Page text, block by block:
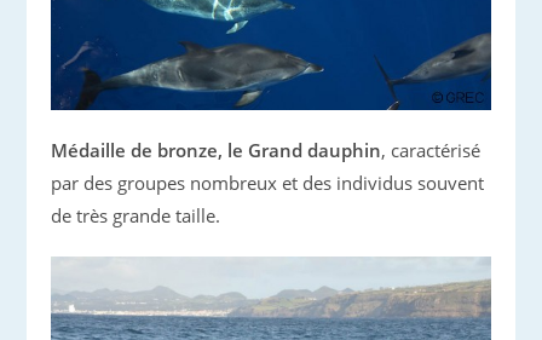
Médaille de bronze, le Grand dauphin, caractérisé
par des groupes nombreux et des individus souvent
de très grande taille.